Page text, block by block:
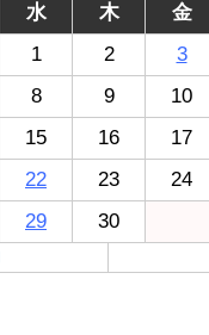
水 木 金
1
2 3
8 9 10
15 16 17
22 23 24
29 30